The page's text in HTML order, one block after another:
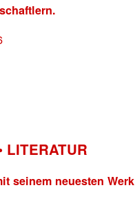
LITERATUR
seinem neuesten Werk